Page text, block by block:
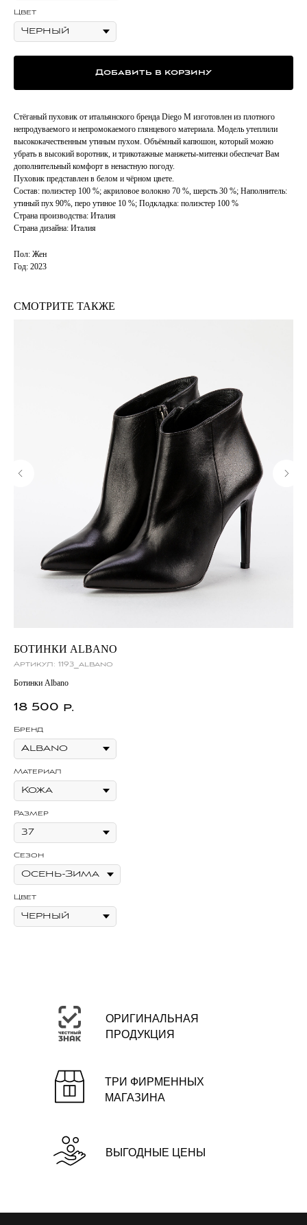
Цвет
Добавить в корзину
Стёганый пуховик от итальянского бренда Diego M изготовлен из плотного
непродуваемого и непромокаемого глянцевого материала. Модель утеплили
высококачественным утиным пухом. Объёмный капюшон, который можно
убрать в высокий воротник, и трикотажные манжеты-митенки обеспечат Вам
дополнительный комфорт в ненастную погоду.
Пуховик представлен в белом и чёрном цвете.
Состав: полиэстер 100 %; акриловое волокно 70 %, шерсть 30 %; Наполнитель:
утиный пух 90%, перо утиное 10 %; Подкладка: полиэстер 100 %
Страна производства: Италия
Страна дизайна: Италия
Пол: Жен
Год: 2023
СМОТРИТЕ ТАКЖЕ
БОТИНКИ ALBANO
Артикул: 1193_albano
Ботинки Albano
18 500 р.
Бренд
Материал
Размер
Сезон
Цвет
ОРИГИНАЛЬНАЯ
ПРОДУКЦИЯ
ТРИ ФИРМЕННЫХ
МАГАЗИНА
ВЫГОДНЫЕ ЦЕНЫ